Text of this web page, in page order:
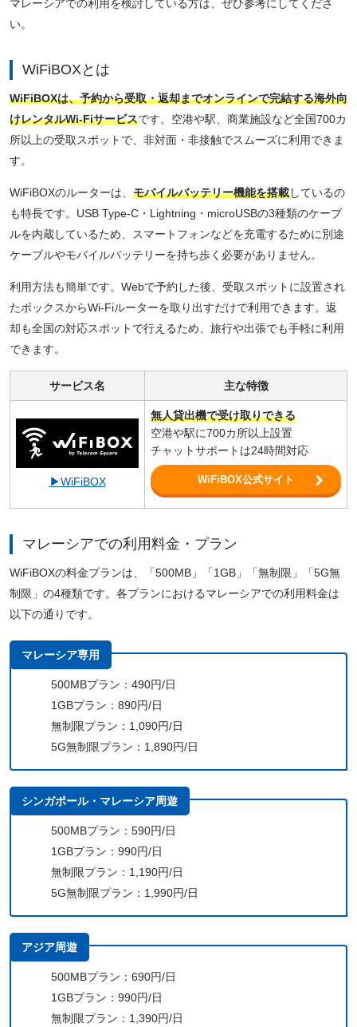
マレーシアでの利用を検討している方は、ぜひ参考にしてくださ
い。
WiFiBOXとは
WiFiBOXは、予約から受取・返却までオンラインで完結する海外向
けレンタルWi-Fiサービスです。空港や駅、商業施設など全国700カ
所以上の受取スポットで、非対面・非接触でスムーズに利用できま
す。
WiFiBOXのルーターは、 モバイルバッテリー機能を搭載しているの
も特長です。USB Type-C・Lightning・microUSBの3種類のケーブ
ルを内蔵しているため、スマートフォンなどを充電するために別途
ケーブルやモバイルバッテリーを持ち歩く必要がありません。
利用方法も簡単です。Webで予約した後、受取スポットに設置され
たボックスからWi-Fiルーターを取り出すだけで利用できます。返
却も全国の対応スポットで行えるため、旅行や出張でも手軽に利用
できます。
サービス名 主な特徴
▶WiFiBOX
無人貸出機で受け取りできる
空港や駅に700カ所以上設置
チャットサポートは24時間対応
WiFiBOX公式サイト
マレーシアでの利用料金・プラン
WiFiBOXの料金プランは、「500MB」「1GB」「無制限」「5G無
制限」の4種類です。各プランにおけるマレーシアでの利用料金は
以下の通りです。
マレーシア専用
500MBプラン：490円/日
1GBプラン：890円/日
無制限プラン：1,090円/日
5G無制限プラン：1,890円/日
シンガポール・マレーシア周遊
500MBプラン：590円/日
1GBプラン：990円/日
無制限プラン：1,190円/日
5G無制限プラン：1,990円/日
アジア周遊
500MBプラン：690円/日
1GBプラン：990円/日
無制限プラン：1,390円/日